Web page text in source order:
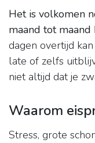
Het is volkomen
maand tot
dagen overtijd
late of zelfs
niet altijd dat je
Waarom
Stress, grote